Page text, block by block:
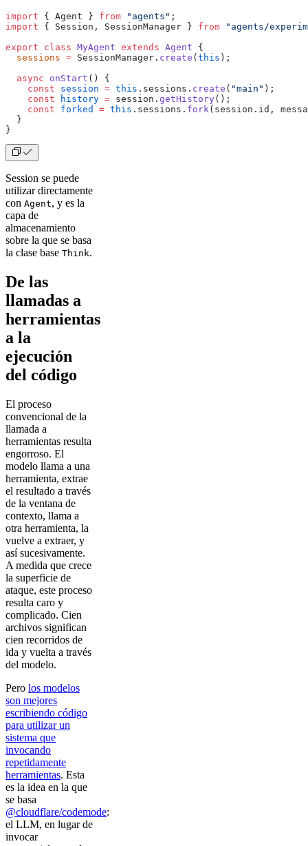
import { Agent } from "agents" ;
import { Session, SessionManager } from "agents/
export class MyAgent extends Agent {
  sessions
= SessionManager. create ( this );
  async
onStart () {
    const
session = this .sessions. create ( "main" );
    const
history = session. getHistory();
    const
forked = this .sessions. fork (session.id,
  }
}
Session se puede
utilizar directamente
con Agent, y es la
capa de
almacenamiento
sobre la que se basa
la clase base Think.
De las
llamadas a
herramientas
a la
ejecución
del código
El proceso
convencional de la
llamada a
herramientas resulta
engorroso. El
modelo llama a una
herramienta, extrae
el resultado a través
de la ventana de
contexto, llama a
otra herramienta, la
vuelve a extraer, y
así sucesivamente.
A medida que crece
la superficie de
ataque, este proceso
resulta caro y
complicado. Cien
archivos significan
cien recorridos de
ida y vuelta a través
del modelo.
Pero los modelos
son mejores
escribiendo código
para utilizar un
sistema que
invocando
repetidamente
herramientas. Esta
es la idea en la que
se basa
@cloudflare/codemode:
el LLM, en lugar de
invocar